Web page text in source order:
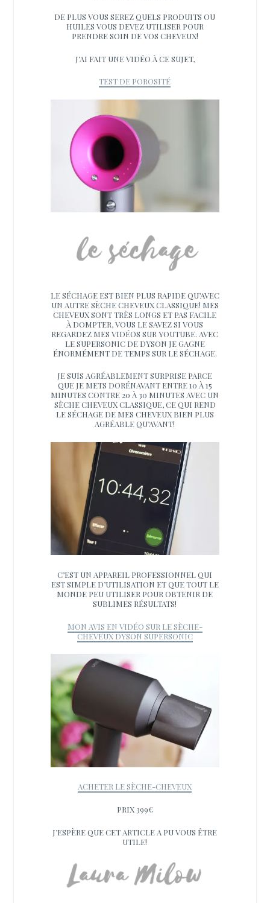
DE PLUS VOUS SEREZ QUELS PRODUITS OU
HUILES VOUS DEVEZ UTILISER POUR
PRENDRE SOIN DE VOS CHEVEUX!
J’AI FAIT UNE VIDÉO À CE SUJET,
TEST DE POROSITÉ
LE SÉCHAGE EST BIEN PLUS RAPIDE QU’AVEC
UN AUTRE SÈCHE CHEVEUX CLASSIQUE! MES
CHEVEUX SONT TRÈS LONGS ET PAS FACILE
À DOMPTER, VOUS LE SAVEZ SI VOUS
REGARDEZ MES VIDÉOS SUR YOUTUBE. AVEC
LE SUPERSONIC DE DYSON JE GAGNE
ÉNORMÉMENT DE TEMPS SUR LE SÉCHAGE.
JE SUIS AGRÉABLEMENT SURPRISE PARCE
QUE JE METS DORÉNAVANT ENTRE 10 À 15
MINUTES CONTRE 20 À 30 MINUTES AVEC UN
SÈCHE CHEVEUX CLASSIQUE, CE QUI REND
LE SÉCHAGE DE MES CHEVEUX BIEN PLUS
AGRÉABLE QU’AVANT!
C’EST UN APPAREIL PROFESSIONNEL QUI
EST SIMPLE D’UTILISATION ET QUE TOUT LE
MONDE PEU UTILISER POUR OBTENIR DE
SUBLIMES RÉSULTATS!
MON AVIS EN VIDÉO SUR LE SÈCHE-
CHEVEUX DYSON SUPERSONIC
ACHETER LE SÈCHE-CHEVEUX
PRIX 399€
J’ESPÈRE QUE CET ARTICLE A PU VOUS ÊTRE
UTILE!